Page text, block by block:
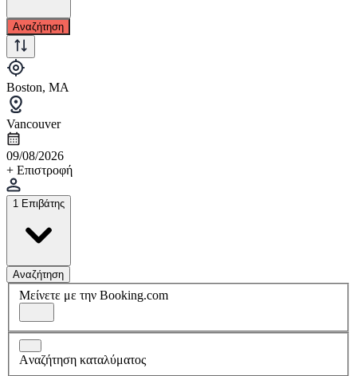
Αναζήτηση
Boston, MA
Vancouver
09/08/2026
+ Επιστροφή
1 Επιβάτης
Αναζήτηση
Μείνετε με την Booking.com
Aναζήτηση καταλύματος